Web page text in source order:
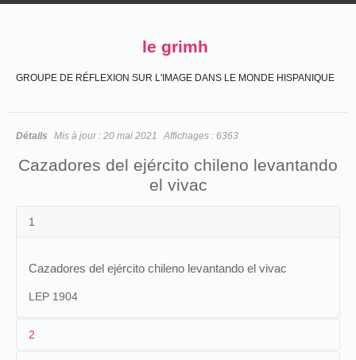
le grimh
GROUPE DE RÉFLEXION SUR L'IMAGE DANS LE MONDE HISPANIQUE
Détails Mis à jour : 20 mai 2021 Affichages : 6363
Cazadores del ejército chileno levantando
el vivac
1
Cazadores del ejército chileno levantando el vivac
LEP 1904
2